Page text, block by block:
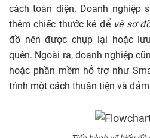
cách toàn diện. Doanh nghiệp
thêm chiếc thước kẻ để vẽ sơ
đồ nên được chụp lại hoặc
quên. Ngoài ra, doanh nghiệp
hoặc phần mềm hỗ trợ như
trình một cách thuận tiện và